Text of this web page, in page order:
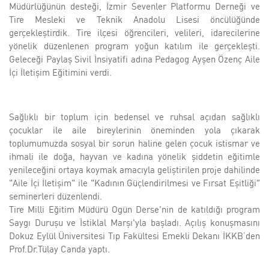
Müdürlüğünün desteği, İzmir Sevenler Platformu Derneği ve
Tire Mesleki ve Teknik Anadolu Lisesi öncülüğünde
gerçekleştirdik. Tire ilçesi öğrencileri, velileri, idarecilerine
yönelik düzenlenen program yoğun katılım ile gerçekleşti.
Geleceği Paylaş Sivil İnsiyatifi adına Pedagog Ayşen Özenç Aile
İçi İletişim Eğitimini verdi.
Sağlıklı bir toplum için bedensel ve ruhsal açıdan sağlıklı
çocuklar ile aile bireylerinin öneminden yola çıkarak
toplumumuzda sosyal bir sorun haline gelen çocuk istismar ve
ihmali ile doğa, hayvan ve kadına yönelik şiddetin eğitimle
yenileceğini ortaya koymak amacıyla geliştirilen proje dahilinde
"Aile İçi İletişim" ile "Kadının Güçlendirilmesi ve Fırsat Eşitliği"
seminerleri düzenlendi.
Tire Milli Eğitim Müdürü Ogün Derse'nin de katıldığı program
Saygı Duruşu ve İstiklal Marşı'yla başladı. Açılış konuşmasını
Dokuz Eylül Üniversitesi Tıp Fakültesi Emekli Dekanı İKKB’den
Prof.Dr.Tülay Canda yaptı.